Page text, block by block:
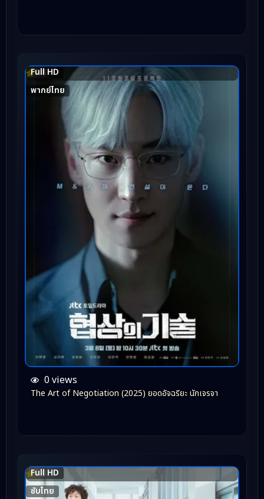
Full HD
พากย์ไทย
7.8
0 views
The Art of Negotiation (2025) ยอดอัจฉริยะ นักเจรจา
Full HD
ซับไทย
8.0